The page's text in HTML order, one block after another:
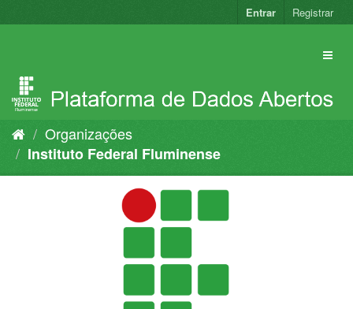
para
Entrar Registrar
Organizações
Instituto Federal Fluminense